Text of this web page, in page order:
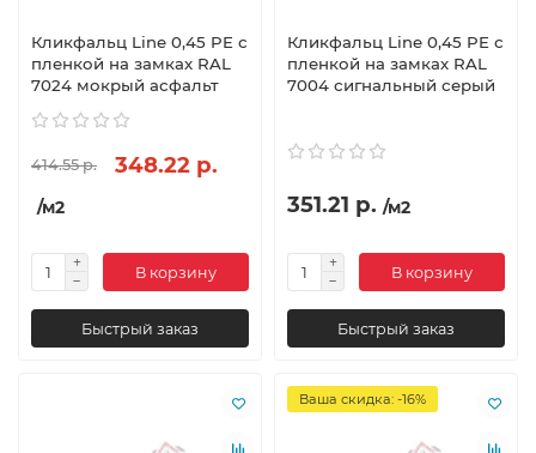
Кликфальц Line 0,45 PE с
пленкой на замках RAL
7024 мокрый асфальт
414.55 р. 348.22 р.
/м2
В корзину
Быстрый заказ
Кликфальц Line 0,45 PE с
пленкой на замках RAL
7004 сигнальный серый
351.21 р. /м2
В корзину
Быстрый заказ
Ваша скидка: -16%